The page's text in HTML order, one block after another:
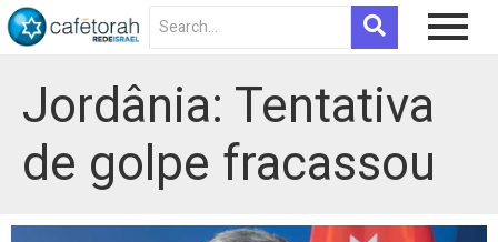
Jordânia: Tentativa
de golpe fracassou